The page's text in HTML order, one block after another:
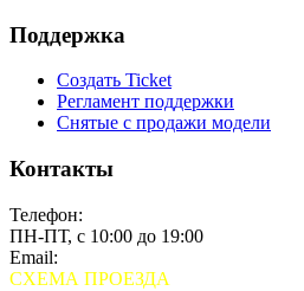
Поддержка
Создать Ticket
Регламент поддержки
Снятые с продажи модели
Контакты
Телефон:
ПН-ПТ, с 10:00 до 19:00
Email:
СХЕМА ПРОЕЗДА